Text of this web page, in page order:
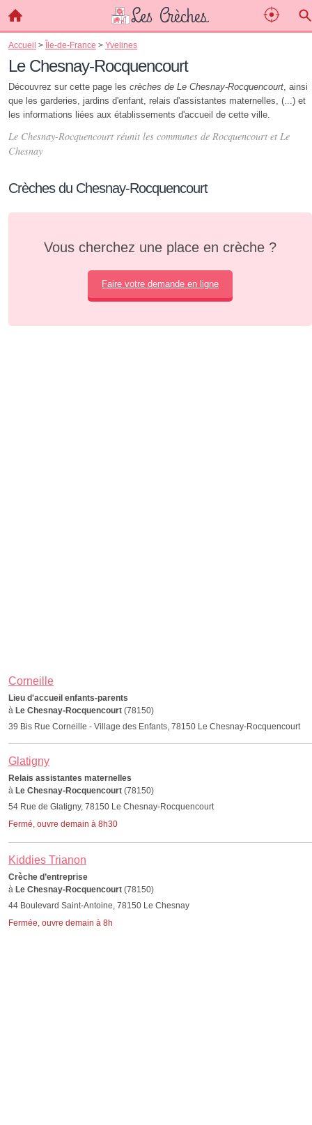
Accueil > Île-de-France > Yvelines
Le Chesnay-Rocquencourt
Découvrez sur cette page les crèches de Le Chesnay-Rocquencourt, ainsi
que les garderies, jardins d'enfant, relais d'assistantes maternelles, (...) et
les informations liées aux établissements d'accueil de cette ville.
Le Chesnay-Rocquencourt réunit les communes de Rocquencourt et Le
Chesnay
Crèches du Chesnay-Rocquencourt
Vous cherchez une place en crèche ?
Faire votre demande en ligne
Corneille
Lieu d'accueil enfants-parents
à Le Chesnay-Rocquencourt (78150)
39 Bis Rue Corneille - Village des Enfants, 78150 Le Chesnay-Rocquencourt
Glatigny
Relais assistantes maternelles
à Le Chesnay-Rocquencourt (78150)
54 Rue de Glatigny, 78150 Le Chesnay-Rocquencourt
Fermé, ouvre demain à 8h30
Kiddies Trianon
Crèche d’entreprise
à Le Chesnay-Rocquencourt (78150)
44 Boulevard Saint-Antoine, 78150 Le Chesnay
Fermée, ouvre demain à 8h